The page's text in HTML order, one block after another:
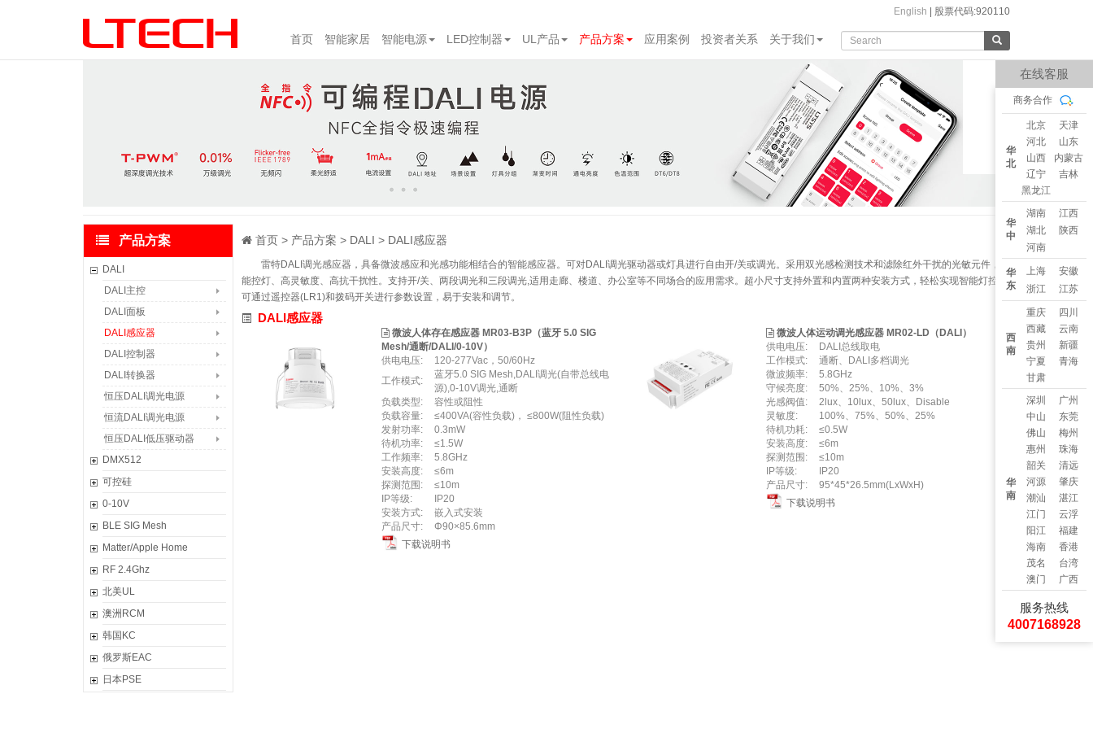
English 股票代码:920110
首页 智能家居 智能电源 LED控制器 UL产品 产品方案 应用案例 投资者关系 关于我们
产品方案
DALI
DALI主控
DALI面板
DALI感应器
DALI控制器
DALI转换器
恒压DALI调光电源
恒流DALI调光电源
恒压DALI低压驱动器
DMX512
DMX512主控制器
恒压DMX调光电源
恒流DMX调光电源
恒压DMX512解码器
恒流DMX512解码器
像素DMX512解码器
DMX信号放大器
WIFI-RDM编程器
Artnet-DMX 控制系统
可控硅
恒压调光电源
恒流调光电源
负载补偿器
可控硅调光器
0-10V
恒压0/1-10V调光电源
恒流0/1-10V调光电源
0/1-10V低压驱动器
0/1-10V调光器
BLE SIG Mesh
超级智能面板
迪拜·超级智能旋钮
摩德纳·超级智能开关
蓝牙恒压智能电源
蓝牙恒流智能电源
蓝牙控制器
生态组件
Matter/Apple Home
智能网关
恒压Matter调光电源
恒流Matter调光电源
Matter控制器
Matter调光器
RF 2.4Ghz
C系列控制器
Mini Pro系列
L-BUS照明控制系统
DX无线控制系统
T系列2.4G控制器
北美UL
恒压调光电源
恒流调光电源
无线控制器
DMX512解码器
澳洲RCM
超级智能开关
蓝牙5.2无线控制器
RF/DMX512触摸面板
韩国KC
恒压调光电源
恒流调光电源
俄罗斯EAC
恒压调光电源
日本PSE
首页 产品方案 DALI DALI感应器
雷特DALI调光感应器，具备微波感应和光感功能相结合的智能感应器。可对DALI调光驱动器或灯具进行自由开/关或调光。采用双光感检测技术和滤除红外干扰的光敏元件，智
能控灯、高灵敏度、高抗干扰性。支持开/关、两段调光和三段调光,适用走廊、楼道、办公室等不同场合的应用需求。超小尺寸支持外置和内置两种安装方式，轻松实现智能灯控。
可通过遥控器(LR1)和拨码开关进行参数设置，易于安装和调节。
DALI感应器
微波人体存在感应器 MR03-B3P（蓝牙 5.0 SIG
Mesh/通断/DALI/0-10V）
供电电压:
120-277Vac，50/60Hz
工作模式:
蓝⽛5.0 SIG Mesh,DALI调光(⾃带总线电
源),0-10V调光,通断
负载类型:
容性或阻性
负载容量:
≤400VA(容性负载)， ≤800W(阻性负载)
发射功率:
0.3mW
待机功率:
≤1.5W
⼯作频率:
5.8GHz
安装高度:
≤6m
探测范围:
≤10m
IP等级:
IP20
安装⽅式:
嵌⼊式安装
产品尺⼨:
Φ90×85.6mm
下载说明书
微波人体运动调光感应器 MR02-LD（DALI）
供电电压:
DALI总线取电
⼯作模式:
通断、DALI多档调光
微波频率:
5.8GHz
守候亮度:
50%、25%、10%、3%
光感阀值:
2lux、10lux、50lux、Disable
灵敏度:
100%、75%、50%、25%
待机功耗:
≤0.5W
安装高度:
≤6m
探测范围:
≤10m
IP等级:
IP20
产品尺寸:
95*45*26.5mm(LxWxH)
下载说明书
在线客服
商务合作
华
北
北京
河北
山西
辽宁
黑龙江
天津
山东
内蒙古
吉林
华
中
湖南
湖北
河南
江西
陕西
华
东
上海
浙江
安徽
江苏
西
南
重庆
西藏
贵州
宁夏
甘肃
四川
云南
新疆
青海
华
南
深圳
中山
佛山
惠州
韶关
河源
潮汕
江门
阳江
海南
茂名
澳门
广州
东莞
梅州
珠海
清远
肇庆
湛江
云浮
福建
香港
台湾
广西
服务热线
4007168928